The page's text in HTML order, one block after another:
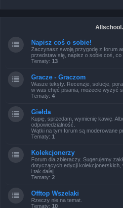
Napisz coś o sobie!
Zaczynasz swoją przygodę z forum
przedstaw się, napisz o sobie coś, co
Tematy: 13
Gracze - Graczom
Wasze teksty. Recenzje, solucje,
w was chęć pisania, możecie wyżyć
Tematy: 4
Giełda
Kupię, sprzedam, wymienię kawię.
odpowiedzialność.
Wątki na tym forum są moderowane
Tematy: 1
Kolekcjonerzy
Forum dla zbieraczy. Sugerujemy
dotyczących edycji
i tak dalej.
Tematy: 2
Offtop Wszelaki
Rzeczy nie na temat.
Tematy: 10